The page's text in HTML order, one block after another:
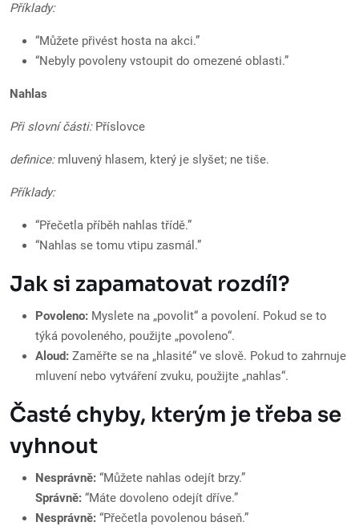
Příklady:
“Můžete přivést hosta na akci.”
“Nebyly povoleny vstoupit do omezené oblasti.”
Nahlas
Při slovní části:Příslovce
definice:mluvený hlasem, který je slyšet; ne tiše.
Příklady:
“Přečetla příběh nahlas třídě.”
“Nahlas se tomu vtipu zasmál.”
Jak si zapamatovat rozdíl?
Povoleno: Myslete na „povolit“ a povolení. Pokud se to
týká povoleného, použijte „povoleno“.
Aloud: Zaměřte se na „hlasité“ ve slově. Pokud to zahrnuje
mluvení nebo vytváření zvuku, použijte „nahlas“.
Časté chyby, kterým je třeba se
vyhnout
Nesprávně: “Můžete nahlas odejít brzy.”
Správně: “Máte dovoleno odejít dříve.”
Nesprávně: “Přečetla povolenou báseň.”